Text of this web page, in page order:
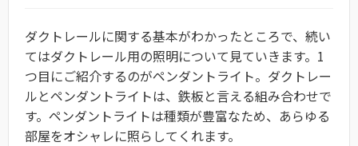
ダクトレールに関する基本がわかったところで、続い
てはダクトレール用の照明について見ていきます。1
つ目にご紹介するのがペンダントライト。ダクトレー
ルとペンダントライトは、鉄板と言える組み合わせで
す。ペンダントライトは種類が豊富なため、あらゆる
部屋をオシャレに照らしてくれます。